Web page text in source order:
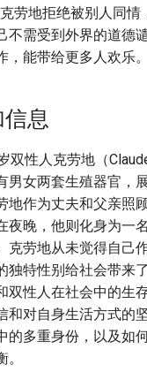
劳地拒绝被别人同情
不需受到外界的道德
，能带给更多人欢乐。
息
双性人克劳地（
男女两套生殖器官，
地作为丈夫和父亲照
夜晚，他则化身为一
克劳地从未觉得自己
独特性别给社会带来
双性人在社会中的生
和对自身生活方式的
的多重身份，以及如